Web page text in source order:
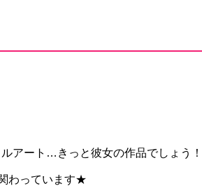
アート…きっと彼女の作品でしょう！
わっています★